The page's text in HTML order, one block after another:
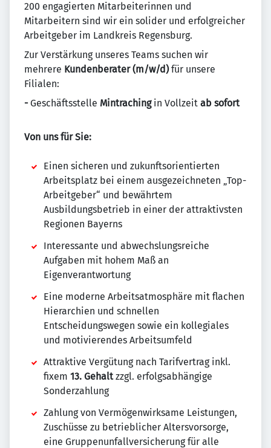
200 engagierten Mitarbeiterinnen und
Mitarbeitern sind wir ein solider und erfolgreicher
Arbeitgeber im Landkreis Regensburg.
Zur Verstärkung unseres Teams suchen wir
mehrere Kundenberater (m/w/d)für unsere
Filialen:
-Geschäftsstelle Mintraching in Vollzeit ab sofort
Von uns für Sie:
Einen sicheren und zukunftsorientierten
Arbeitsplatz bei einem ausgezeichneten „Top-
Arbeitgeber“ und bewährtem
Ausbildungsbetrieb in einer der attraktivsten
Regionen Bayerns
Interessante und abwechslungsreiche
Aufgaben mit hohem Maß an
Eigenverantwortung
Eine moderne Arbeitsatmosphäre mit flachen
Hierarchien und schnellen
Entscheidungswegen sowie ein kollegiales
und motivierendes Arbeitsumfeld
Attraktive Vergütung nach Tarifvertrag inkl.
fixem 13. Gehaltzzgl. erfolgsabhängige
Sonderzahlung
Zahlung von Vermögenwirksame Leistungen,
Zuschüsse zu betrieblicher Altersvorsorge,
eine Gruppenunfallversicherung für alle